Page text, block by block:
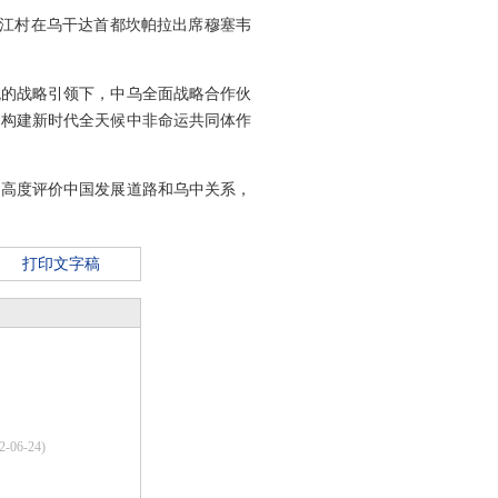
村在乌干达首都坎帕拉出席穆塞韦
战略引领下，中乌全面战略合作伙
建新时代全天候中非命运共同体作
度评价中国发展道路和乌中关系，
打印文字稿
06-24)